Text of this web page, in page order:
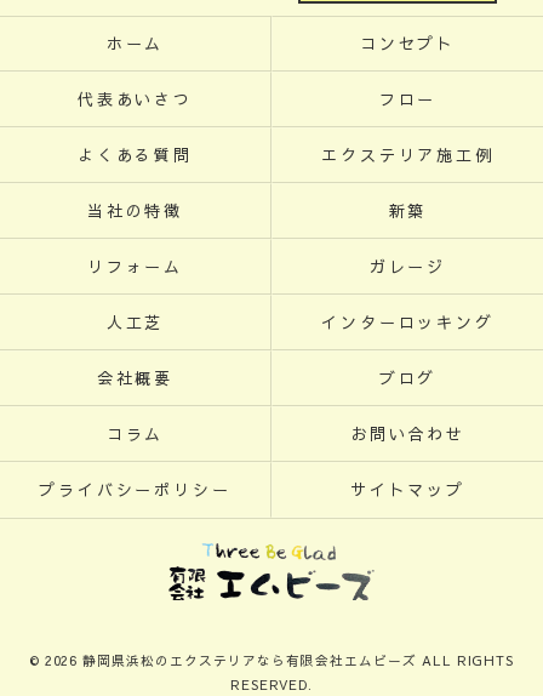
ホーム コンセプト
代表あいさつ フロー
よくある質問 エクステリア施工例
当社の特徴 新築
リフォーム ガレージ
人工芝 インターロッキング
会社概要 ブログ
コラム お問い合わせ
プライバシーポリシー サイトマップ
© 2026 静岡県浜松のエクステリアなら有限会社エムビーズ ALL RIGHTS
RESERVED.